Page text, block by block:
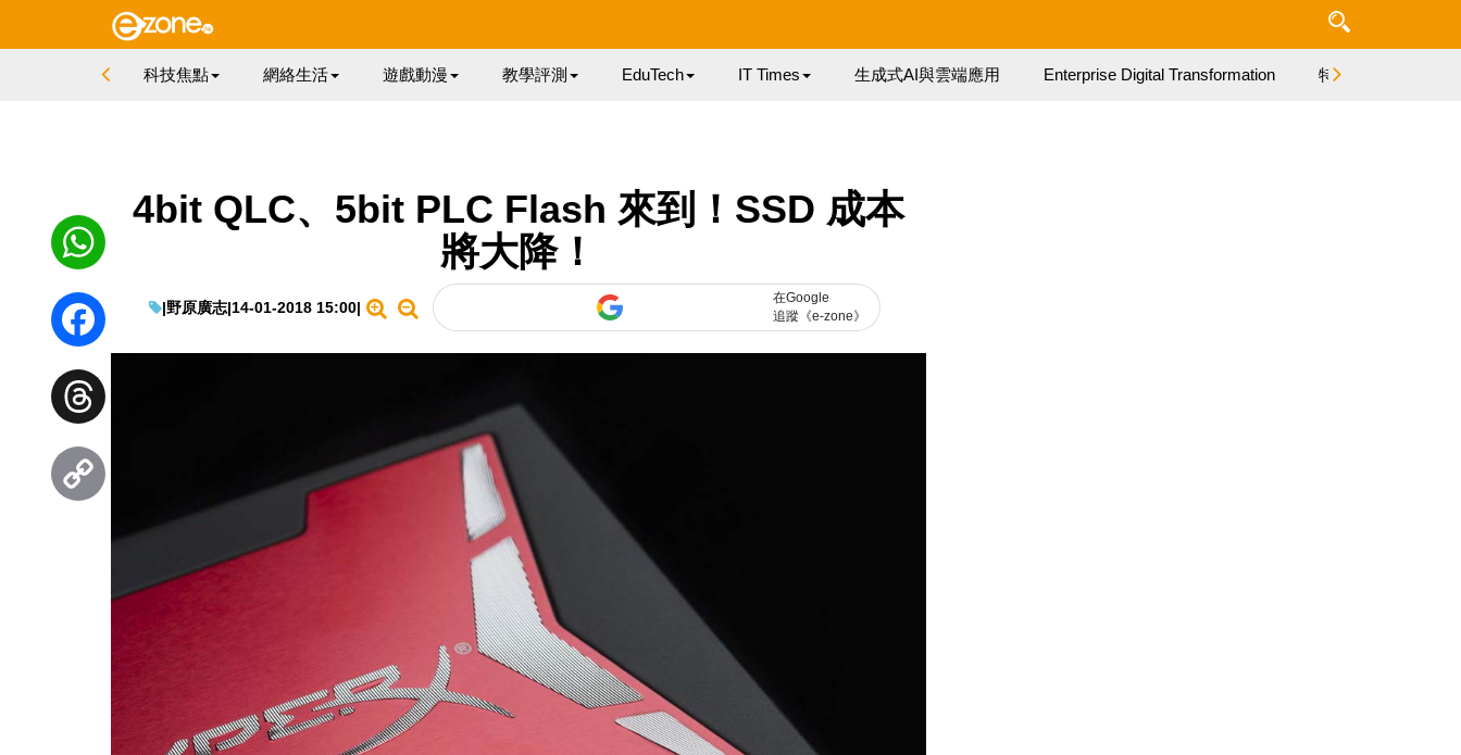
科技焦點 網絡生活 遊戲動漫 教學評測 EduTech IT Times 生成式AI與雲端應用 Enterprise Digital Transformation 特集
4bit QLC、5bit PLC Flash 來到！SSD 成本
將大降！
|野原廣志|14-01-2018 15:00|
在Google
追蹤《e-zone》
WhatsApp
Facebook
Threads
Copy